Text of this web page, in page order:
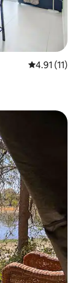
從 11 則評價
4.91 (11)